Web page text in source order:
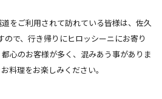
をご利用されて訪れている皆様は、佐久
ので、行き帰りにヒロッシーニにお寄り
心のお客様が多く、混みあう事がありま
料理をお楽しみください。